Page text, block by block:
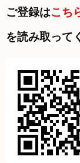
ご登録はこち
を読み取って